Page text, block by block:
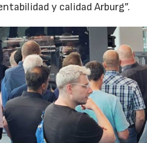
y calidad Arburg”.